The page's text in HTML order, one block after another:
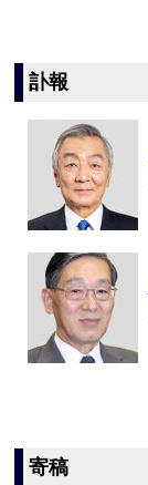
訃報
寄稿